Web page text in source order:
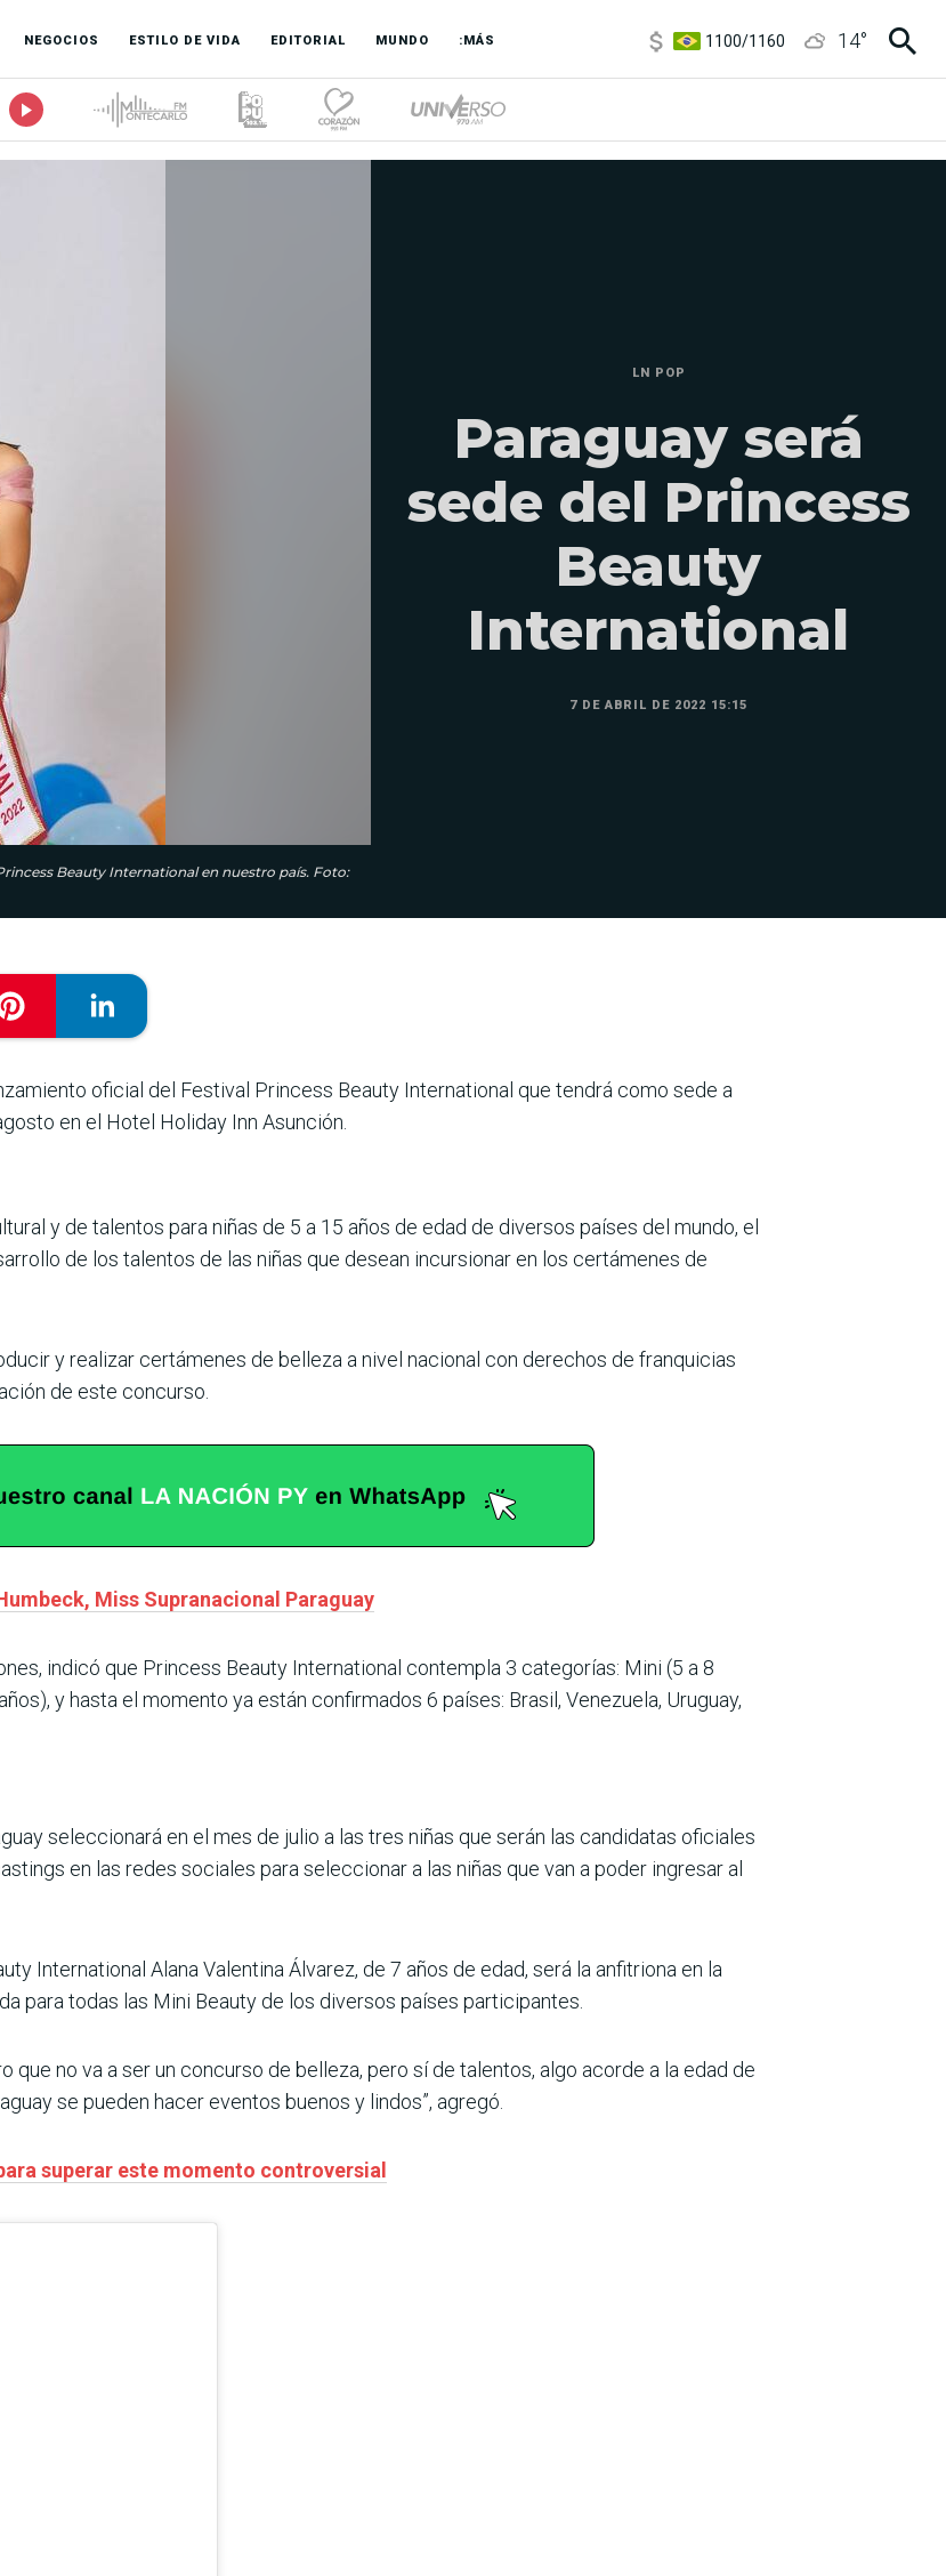
NEGOCIOS ESTILO DE VIDA EDITORIAL MUNDO :MÁS
3,8/4
6850/7200
14°
Beauty International en nuestro país. Foto:
LN POP
Paraguay será
sede del Princess
Beauty
International
7 DE ABRIL DE 2022 15:15
oficial del Festival Princess Beauty International que tendrá como sede a
en el Hotel Holiday Inn Asunción.
y de talentos para niñas de 5 a 15 años de edad de diversos países del mundo, el
de los talentos de las niñas que desean incursionar en los certámenes de
y realizar certámenes de belleza a nivel nacional con derechos de franquicias
de este concurso.
Miss Supranacional Paraguay
indicó que Princess Beauty International contempla 3 categorías: Mini (5 a 8
y hasta el momento ya están confirmados 6 países: Brasil, Venezuela, Uruguay,
seleccionará en el mes de julio a las tres niñas que serán las candidatas oficiales
en las redes sociales para seleccionar a las niñas que van a poder ingresar al
International Alana Valentina Álvarez, de 7 años de edad, será la anfitriona en la
para todas las Mini Beauty de los diversos países participantes.
que no va a ser un concurso de belleza, pero sí de talentos, algo acorde a la edad de
se pueden hacer eventos buenos y lindos”, agregó.
superar este momento controversial